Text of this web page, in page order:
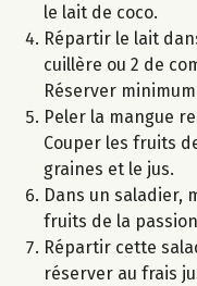
le lait de coco.
Répartir le lait
cuillère ou 2 de
Réserver
Peler la mangue
Couper les fruits
graines et le jus.
Dans un saladier,
fruits de la
Répartir cette
réserver au frais